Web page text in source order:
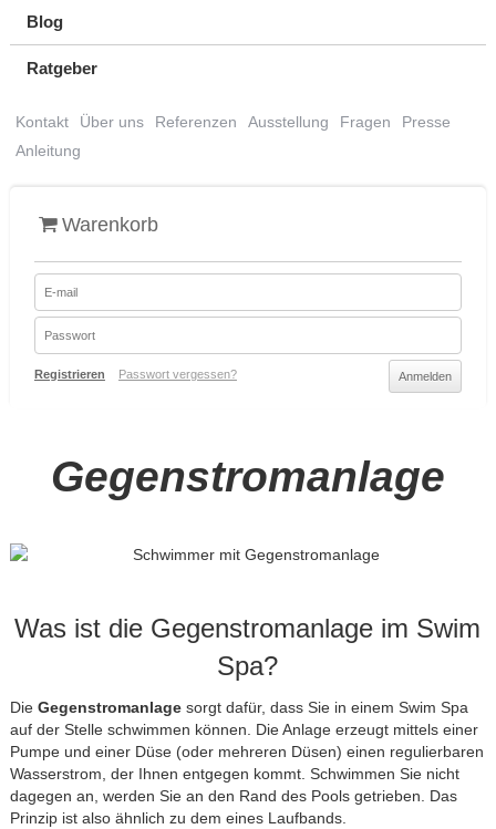
Blog
Ratgeber
Kontakt Über uns Referenzen Ausstellung Fragen
Presse
Anleitung
Warenkorb
Registrieren Passwort vergessen?
Gegenstromanlage
Was ist die Gegenstromanlage im Swim
Spa?
Die Gegenstromanlage sorgt dafür, dass Sie in einem Swim Spa
auf der Stelle schwimmen können. Die Anlage erzeugt mittels einer
Pumpe und einer Düse (oder mehreren Düsen) einen regulierbaren
Wasserstrom, der Ihnen entgegen kommt. Schwimmen Sie nicht
dagegen an, werden Sie an den Rand des Pools getrieben. Das
Prinzip ist also ähnlich zu dem eines Laufbands.